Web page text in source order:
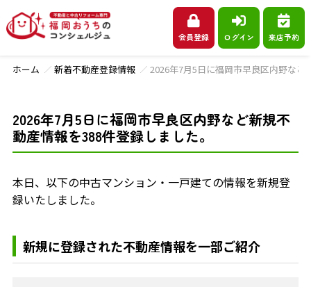
会員登録 ログイン 来店予約
ホーム 新着不動産登録情報 2026年7月5日に福岡市早良区内野な
2026年7月5日に福岡市早良区内野など新規不
動産情報を388件登録しました。
本日、以下の中古マンション・一戸建ての情報を新規登
録いたしました。
新規に登録された不動産情報を一部ご紹介